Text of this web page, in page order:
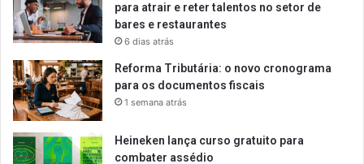
para atrair e reter talentos no setor de
bares e restaurantes
6 dias atrás
Reforma Tributária: o novo cronograma
para os documentos fiscais
1 semana atrás
Heineken lança curso gratuito para
combater assédio